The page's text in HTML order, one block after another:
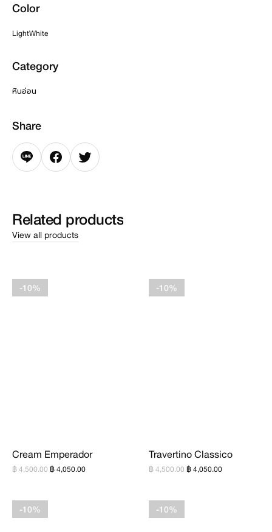
Color
LightWhite
Category
หินอ่อน
Share
Related products
View all products
-10%
Cream Emperador
฿ 4,500.00 ฿ 4,050.00
-10%
Travertino Classico
฿ 4,500.00 ฿ 4,050.00
-10% -10%